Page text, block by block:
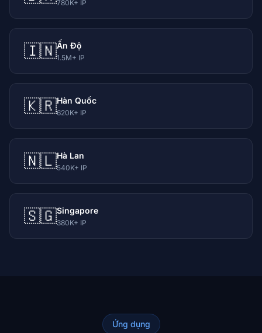
780K+ IP
🇮🇳Ấn Độ
1.5M+ IP
🇰🇷Hàn Quốc
620K+ IP
🇳🇱Hà Lan
540K+ IP
🇸🇬Singapore
380K+ IP
Ứng dụng